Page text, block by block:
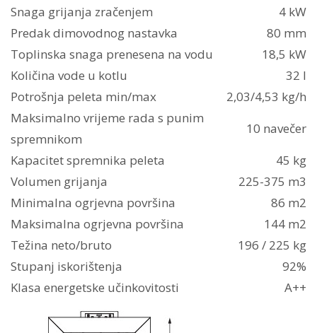
Snaga grijanja zračenjem
4 kW
Predak dimovodnog nastavka
80 mm
Toplinska snaga prenesena na vodu
18,5 kW
Količina vode u kotlu
32 l
Potrošnja peleta min/max
2,03/4,53 kg/h
Maksimalno vrijeme rada s punim
spremnikom
10 navečer
Kapacitet spremnika peleta
45 kg
Volumen grijanja
225-375 m3
Minimalna ogrjevna površina
86 m2
Maksimalna ogrjevna površina
144 m2
Težina neto/bruto
196 / 225 kg
Stupanj iskorištenja
92%
Klasa energetske učinkovitosti
A++